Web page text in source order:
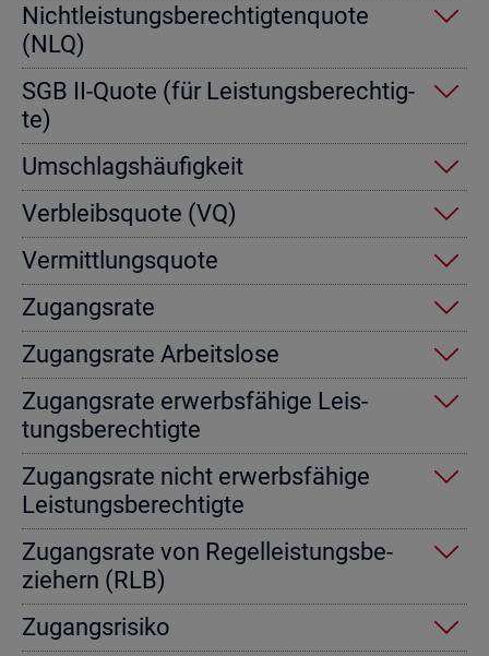
Nicht­leis­tungs­be­rech­tig­ten­quo­te
(NLQ)
SGB II-Quote (für Leis­tungs­be­rech­tig­
te)
Um­schlags­häu­fig­keit
Ver­bleibs­quo­te (VQ)
Ver­mitt­lungs­quo­te
Zu­gangs­ra­te
Zu­gangs­ra­te Ar­beits­lo­se
Zu­gangs­ra­te er­werbs­fä­hi­ge Leis­
tungs­be­rech­tig­te
Zu­gangs­ra­te nicht er­werbs­fä­hi­ge
Leis­tungs­be­rech­tig­te
Zu­gangs­ra­te von Re­gel­leis­tungs­be­
zie­hern (RLB)
Zu­gangs­ri­si­ko